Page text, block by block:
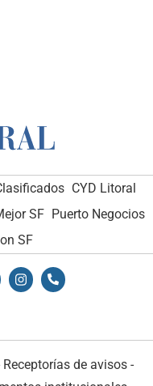
CYD Litoral
SF Puerto Negocios
SF
Receptorías de avisos -